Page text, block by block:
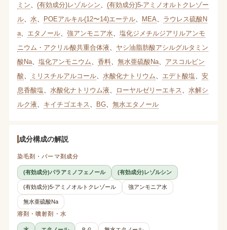
ミン
(有効成分)レゾルシン
(有効成分)5-アミノオルトクレゾー
ル、 水 POEアルキル(12〜14)エーテル、 MEA
ラウレス硫酸N
a、 エタノール、 強アンモニア水
塩化ジメチルジアリルアンモ
ニウム・アクリル酸共重合体液
ヤシ油脂肪酸アシルグルタミン
酸Na、 塩化アンモニウム 香料、 無水亜硫酸Na、 アスコルビン
酸
ミリスチルアルコール、 水酸化ナトリウム エデト酸塩
安
息香酸塩
水酸化ナトリウム液 ローヤルゼリーエキス
水解シ
ルク液
キイチゴエキス BG、 無水エタノール
成分構成の解説
染毛剤・パーマ剤成分
(有効成分)パラアミノフェノール (有効成分)レゾルシン
(有効成分)5-アミノオルトクレゾール 強アンモニア水
無水亜硫酸Na
溶剤・噴射剤・水